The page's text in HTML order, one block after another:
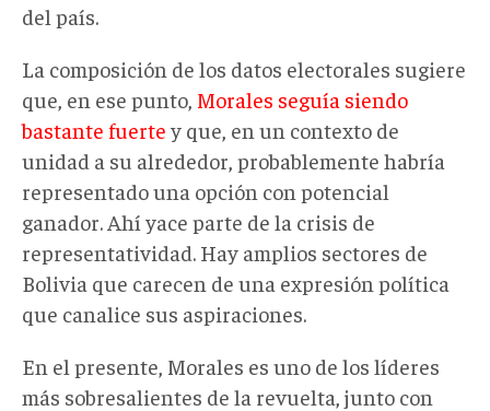
del país.
La composición de los datos electorales sugiere
que, en ese punto, Morales seguía siendo
bastante fuerte y que, en un contexto de
unidad a su alrededor, probablemente habría
representado una opción con potencial
ganador. Ahí yace parte de la crisis de
representatividad. Hay amplios sectores de
Bolivia que carecen de una expresión política
que canalice sus aspiraciones.
En el presente, Morales es uno de los líderes
más sobresalientes de la revuelta, junto con